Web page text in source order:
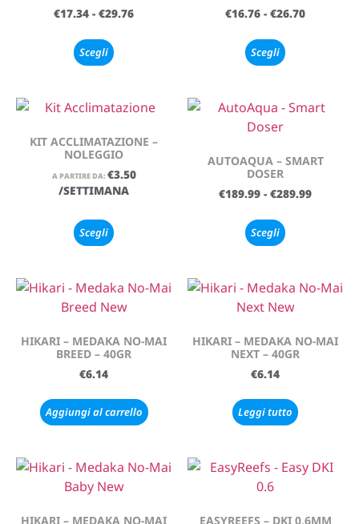
€17.34 - €29.76
Scegli
€16.76 - €26.70
Scegli
KIT ACCLIMATAZIONE –
NOLEGGIO
A PARTIRE DA: €3.50
/SETTIMANA
Scegli
AUTOAQUA – SMART
DOSER
€189.99 - €289.99
Scegli
HIKARI – MEDAKA NO-MAI
BREED – 40GR
€6.14
Aggiungi al carrello
HIKARI – MEDAKA NO-MAI
NEXT – 40GR
€6.14
Leggi tutto
HIKARI – MEDAKA NO-MAI EASYREEFS – DKI 0,6MM